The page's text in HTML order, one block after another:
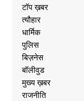
टॉप ख़बर
त्यौहार
धार्मिक
पुलिस
बिज़नेस
बॉलीवुड
मुख्य ख़बर
राजनीति